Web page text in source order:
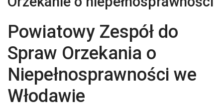
Powiatowy Zespół do
Spraw Orzekania o
Niepełnosprawności we
Włodawie